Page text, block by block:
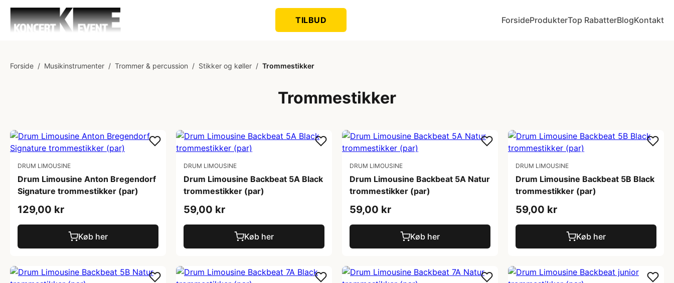
TILBUD ForsideProdukterTop RabatterBlogKontakt
Forside / Musikinstrumenter / Trommer & percussion / Stikker og køller / Trommestikker
Trommestikker
DRUM LIMOUSINE
Drum Limousine Anton Bregendorf
Signature trommestikker (par)
129,00 kr
Køb her
DRUM LIMOUSINE
Drum Limousine Backbeat 5A Black
trommestikker (par)
59,00 kr
Køb her
DRUM LIMOUSINE
Drum Limousine Backbeat 5A Natur
trommestikker (par)
59,00 kr
Køb her
DRUM LIMOUSINE
Drum Limousine Backbeat 5B Black
trommestikker (par)
59,00 kr
Køb her